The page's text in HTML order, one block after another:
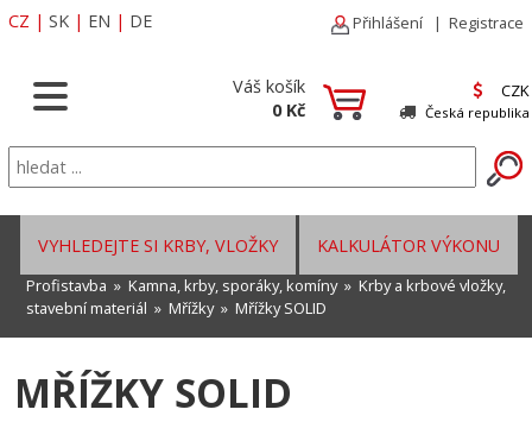
CZ | SK | EN | DE Přihlášení | Registrace
Váš košík
0 Kč
CZK
Česká republika
KALKULÁTOR VÝKONU
VYHLEDEJTE SI KRBY, VLOŽKY
Profistavba » Kamna, krby, sporáky, komíny» Krby a krbové vložky,
stavební materiál » Mřížky» Mřížky SOLID
MŘÍŽKY SOLID